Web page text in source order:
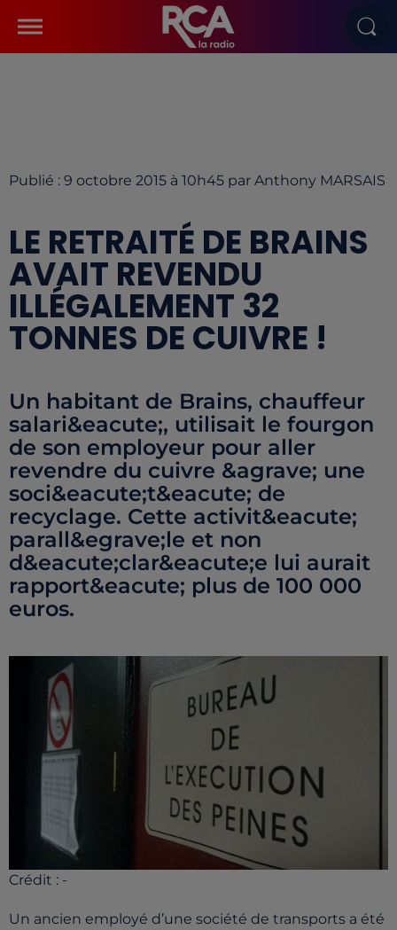
Publié : 9 octobre 2015 à 10h45 par Anthony MARSAIS
LE RETRAITÉ DE BRAINS
AVAIT REVENDU
ILLÉGALEMENT 32
TONNES DE CUIVRE !
Un habitant de Brains, chauffeur
salari&eacute;, utilisait le fourgon
de son employeur pour aller
revendre du cuivre &agrave; une
soci&eacute;t&eacute; de
recyclage. Cette activit&eacute;
parall&egrave;le et non
d&eacute;clar&eacute;e lui aurait
rapport&eacute; plus de 100 000
euros.
Crédit : -
Un ancien employé d’une société de transports a été